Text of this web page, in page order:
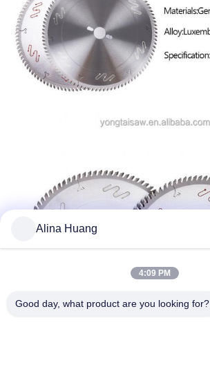
Alina Huang
4:09 PM
Good day, what product are you looking for?